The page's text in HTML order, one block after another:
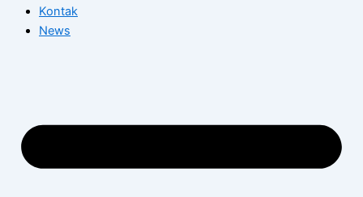
Kontak
News